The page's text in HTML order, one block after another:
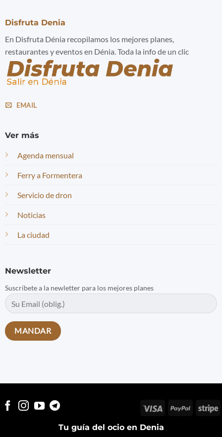
Disfruta Denia
En Disfruta Dénia recopilamos los mejores planes,
restaurantes y eventos en Dénia. Toda la info de un clic
EMAIL
Ver más
Agenda mensual
Ferry a Formentera
Servicio de dron
Noticias
La ciudad
Newsletter
Suscríbete a la newletter para los mejores planes
Tu guía del ocio en Denia
Visa PayPal